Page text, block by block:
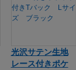
光沢サテン生地
レース付きポケ